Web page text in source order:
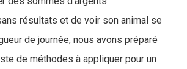
résultats et de voir son animal se
de journée, nous avons préparé
de méthodes à appliquer pour un